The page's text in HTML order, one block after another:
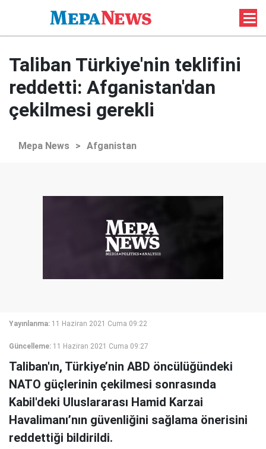
Taliban Türkiye'nin teklifini
reddetti: Afganistan'dan
çekilmesi gerekli
Mepa News > Afganistan
Yayınlanma: 11 Haziran 2021 Cuma 09:22
Güncelleme: 11 Haziran 2021 Cuma 09:27
Taliban'ın, Türkiye’nin ABD öncülüğündeki
NATO güçlerinin çekilmesi sonrasında
Kabil'deki Uluslararası Hamid Karzai
Havalimanı’nın güvenliğini sağlama önerisini
reddettiği bildirildi.